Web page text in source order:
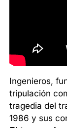
Ingenieros,
tripulación
tragedia del
1986 y sus